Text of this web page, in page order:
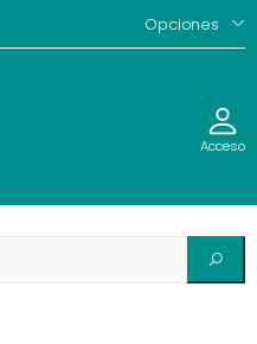
Opciones
Acceso